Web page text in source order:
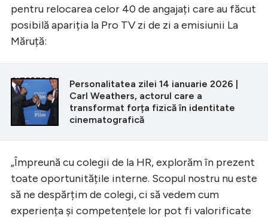
pentru relocarea celor 40 de angajați care au făcut
posibilă apariția la Pro TV zi de zi a emisiunii La
Măruță:
CITEȘTE ȘI
Personalitatea zilei 14 ianuarie 2026 |
Carl Weathers, actorul care a
transformat forța fizică în identitate
cinematografică
„Împreună cu colegii de la HR, explorăm în prezent
toate oportunitățile interne. Scopul nostru nu este
să ne despărțim de colegi, ci să vedem cum
experiența și competențele lor pot fi valorificate